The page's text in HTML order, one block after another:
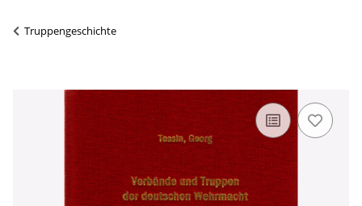
Truppengeschichte